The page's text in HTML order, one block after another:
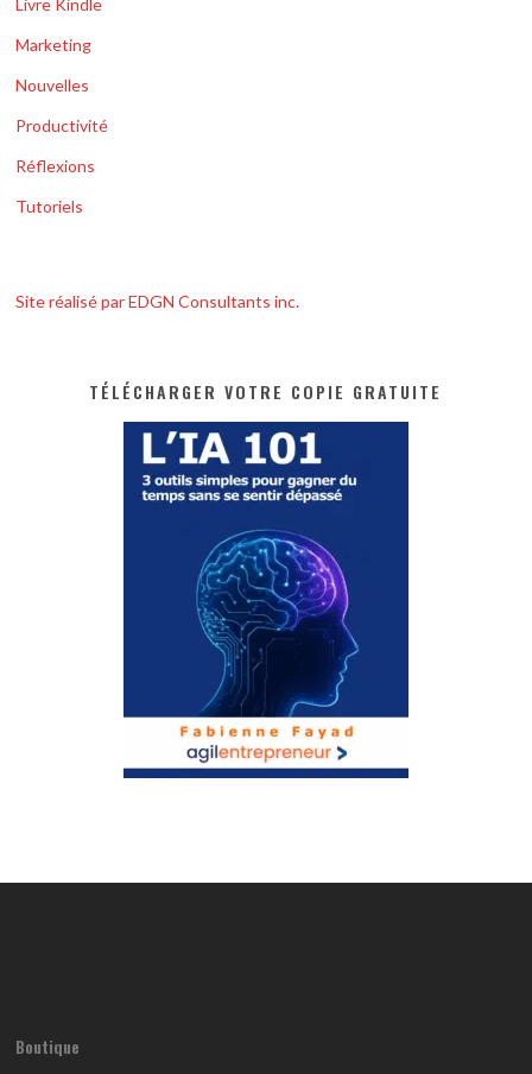
Livre Kindle
Marketing
Nouvelles
Productivité
Réflexions
Tutoriels
Site réalisé par EDGN Consultants inc.
TÉLÉCHARGER VOTRE COPIE GRATUITE
Boutique